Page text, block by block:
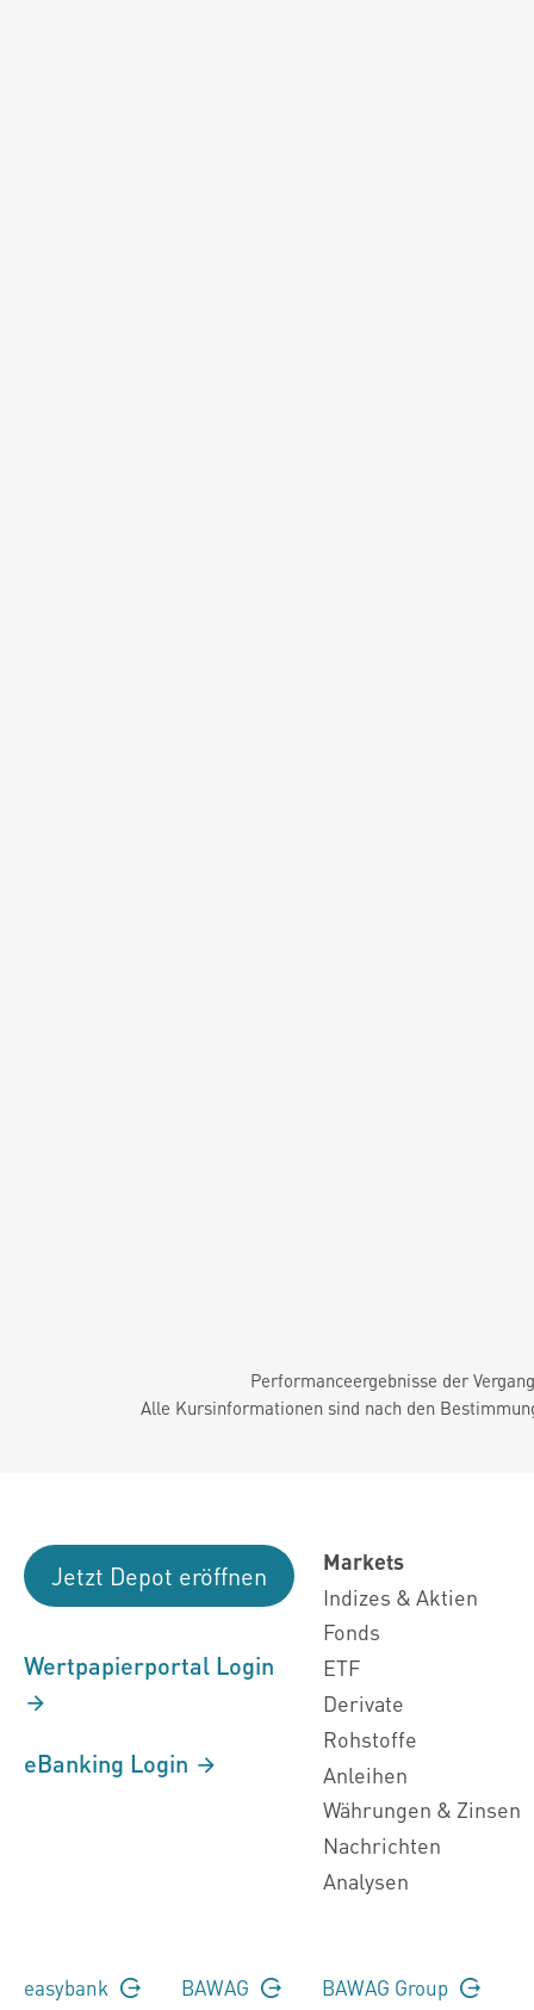
Performanceergebnisse der
Alle Kursinformationen sind nach den
Jetzt Depot eröffnen
Wertpapierportal Login
eBanking Login
Markets
Indizes & Aktien
Fonds
ETF
Derivate
Rohstoffe
Anleihen
Währungen & Zinsen
Nachrichten
Analysen
easybank BAWAG BAWAG Group